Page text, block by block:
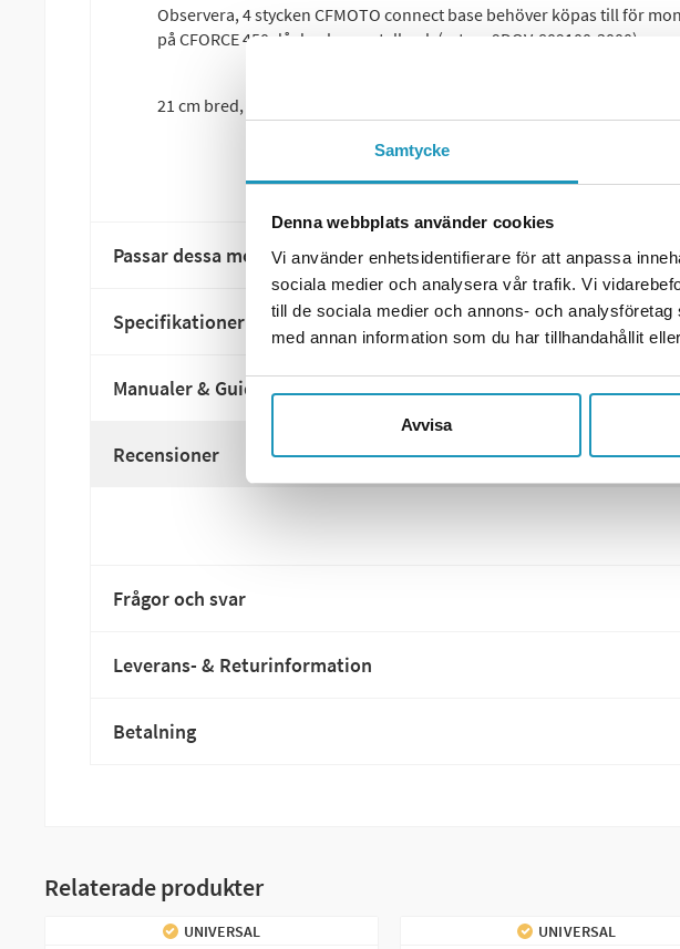
Samtycke
Denna webbplats använder cookies
Vi använder enhetsidentifierare för att anpassa
sociala medier och analysera vår trafik. Vi
till de sociala medier och annons- och
med annan information som du har tillhandahållit
Avvisa
Observera, 4 stycken CFMOTO connect base behöver köpas till för
på CFORCE 450 då den har metallrack (art nr: 9DQV-809100-3000)
21 cm bred, 95 cm lång och 14 cm djup.
Passar dessa modeller
Specifikationer
Manualer & Guider
Recensioner
Frågor och svar
Leverans- & Returinformation
Betalning
Relaterade produkter
UNIVERSAL UNIVERSAL